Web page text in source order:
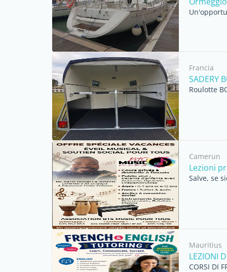
Francia
SADERY
Roulotte
Camerun
Lezioni
Salve, se
Mauritius
LEZIONI
CORSI DI